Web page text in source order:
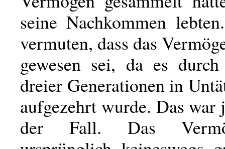
seine Nachkommen
vermuten, dass das
gewesen sei, da es
dreier Generationen in
aufgezehrt wurde. Das war
der Fall. Das